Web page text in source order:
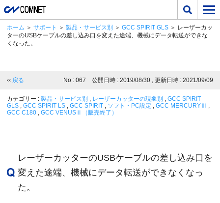
ホーム ＞ サポート ＞ 製品・サービス別 ＞ GCC SPIRIT GLS ＞ レーザーカッ
ターのUSBケーブルの差し込み口を変えた途端、機械にデータ転送ができな
くなった。
‹‹ 戻る No : 067 公開日時 : 2019/08/30 , 更新日時 : 2021/09/09
カテゴリー : 製品・サービス別 , レーザーカッターの現象別 , GCC SPIRIT
GLS , GCC SPIRIT LS , GCC SPIRIT , ソフト・PC設定 , GCC MERCURYⅢ ,
GCC C180 , GCC VENUSⅡ（販売終了）
レーザーカッターのUSBケーブルの差し込み口を
変えた途端、機械にデータ転送ができなくなっ
た。